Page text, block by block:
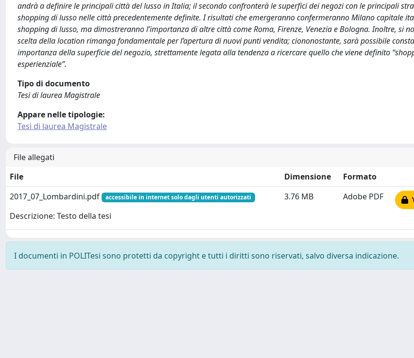
andrà a definire le principali città del lusso in Italia; il secondo confronterà le superfici dei negozi con le principali
shopping di lusso nelle città precedentemente definite. I risultati che emergeranno confermeranno Milano capitale
shopping di lusso, ma dimostreranno l’importanza di altre città come Roma, Firenze, Venezia e Bologna. Inoltre, si
scelta della location rimanga fondamentale per l’apertura di nuovi punti vendita; ciononostante, sarà possibile
importanza della superficie del negozio, strettamente legata alla tendenza a ricercare quello che viene definito
esperienziale”.
Tipo di documento
Tesi di laurea Magistrale
Appare nelle tipologie:
Tesi di laurea Magistrale
File allegati
File
Dimensione
Formato
2017_07_Lombardini.pdf
accessibile in internet solo dagli utenti autorizzati
Descrizione: Testo della tesi
3.76 MB Adobe PDF
I documenti in POLITesi sono protetti da copyright e tutti i diritti sono riservati, salvo diversa indicazione.